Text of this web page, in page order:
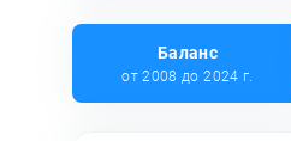
Баланс
от 2008 до 2024 г.